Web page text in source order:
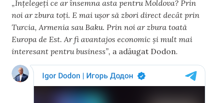
„Înțelegeți ce ar însemna asta pentru Moldova? Prin
noi ar zbura toți. E mai ușor să zbori direct decât prin
Turcia, Armenia sau Baku. Prin noi ar zbura toată
Europa de Est. Ar fi avantajos economic și mult mai
interesant pentru business”, a adăugat Dodon.